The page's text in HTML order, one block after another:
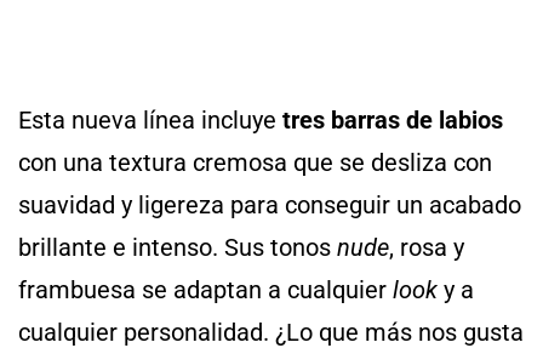
Esta nueva línea incluye tres barras de labios
con una textura cremosa que se desliza con
suavidad y ligereza para conseguir un acabado
brillante e intenso. Sus tonos nude, rosa y
frambuesa se adaptan a cualquier look y a
cualquier personalidad. ¿Lo que más nos gusta